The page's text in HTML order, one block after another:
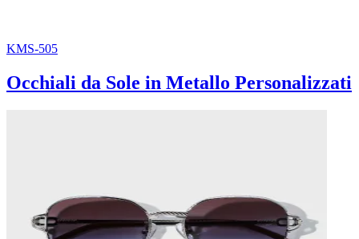
KMS-505
Occhiali da Sole in Metallo Personalizzati